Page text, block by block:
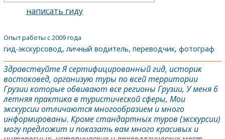
написать гиду
Опыт работы с 2009 года
гид-экскурсовод, личный водитель, переводчик, фотограф
Здравствуйте Я сертифицированный гид, историк
востоковед, организую туры по всей территории
Грузии которые обвивают все регионы Грузии, У меня 6
летняя практика в туристической сферы, Мои
экскурсии отличаются многообразием и много
информированы. Кроме стандартных туров (экскурсии)
могу предложит и показать вам много красивых и